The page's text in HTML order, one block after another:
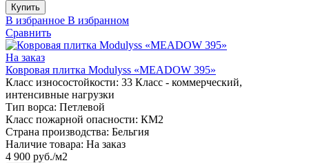
Купить
В избранное В избранном
Сравнить
На заказ
Ковровая плитка Modulyss «MEADOW 395»
Класс износостойкости: 33 Класс - коммерческий,
интенсивные нагрузки
Тип ворса: Петлевой
Класс пожарной опасности: КМ2
Страна производства: Бельгия
Наличие товара: На заказ
4 900 руб./м2